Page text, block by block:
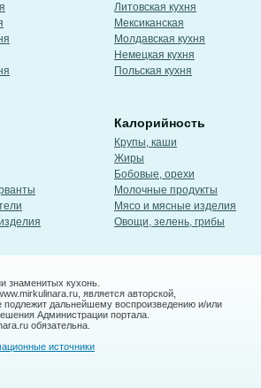
Литовская кухня
Мексиканская
Молдавская кухня
Немецкая кухня
Польская кухня
Калорийность
Крупы, каши
Жиры
Бобовые, орехи
Молочные продукты
Мясо и мясные изделия
Овощи, зелень, грибы
знаменитых кухонь.
является авторской,
подлежит дальнейшему воспроизведению и/или
Администрации портала.
обязательна.
источники